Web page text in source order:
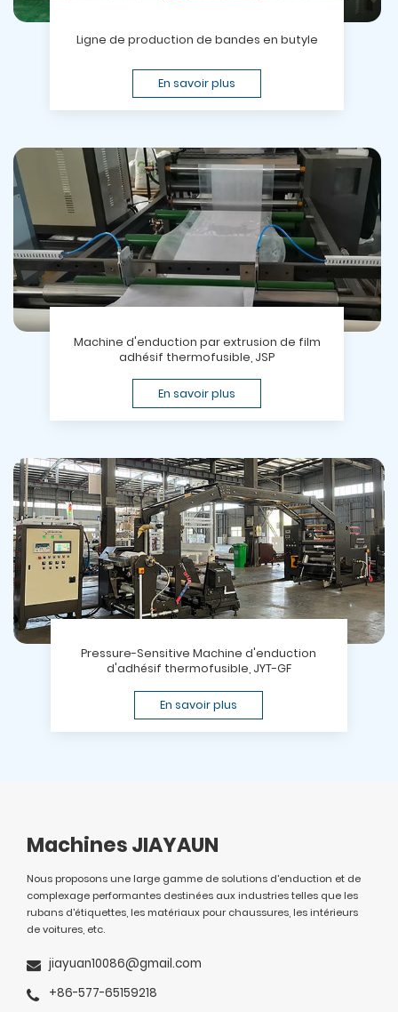
Ligne de production de bandes en butyle
En savoir plus
Machine d'enduction par extrusion de film
adhésif thermofusible, JSP
En savoir plus
Pressure-Sensitive Machine d'enduction
d'adhésif thermofusible, JYT-GF
En savoir plus
Machines JIAYAUN
Nous proposons une large gamme de solutions d'enduction et de
complexage performantes destinées aux industries telles que les
rubans d'étiquettes, les matériaux pour chaussures, les intérieurs
de voitures, etc.
jiayuan10086@gmail.com
+86-577-65159218